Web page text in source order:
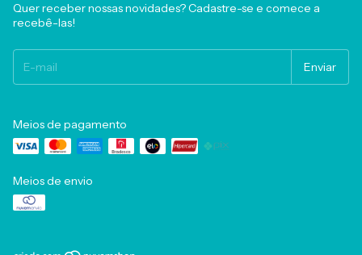
Quer receber nossas novidades? Cadastre-se e comece a
recebê-las!
Meios de pagamento
Meios de envio